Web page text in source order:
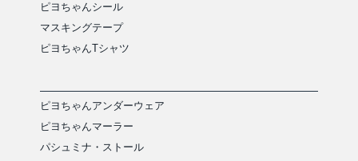
ピヨちゃんシール
マスキングテープ
ピヨちゃんTシャツ
ピヨちゃんアンダーウェア
ピヨちゃんマーラー
パシュミナ・ストール